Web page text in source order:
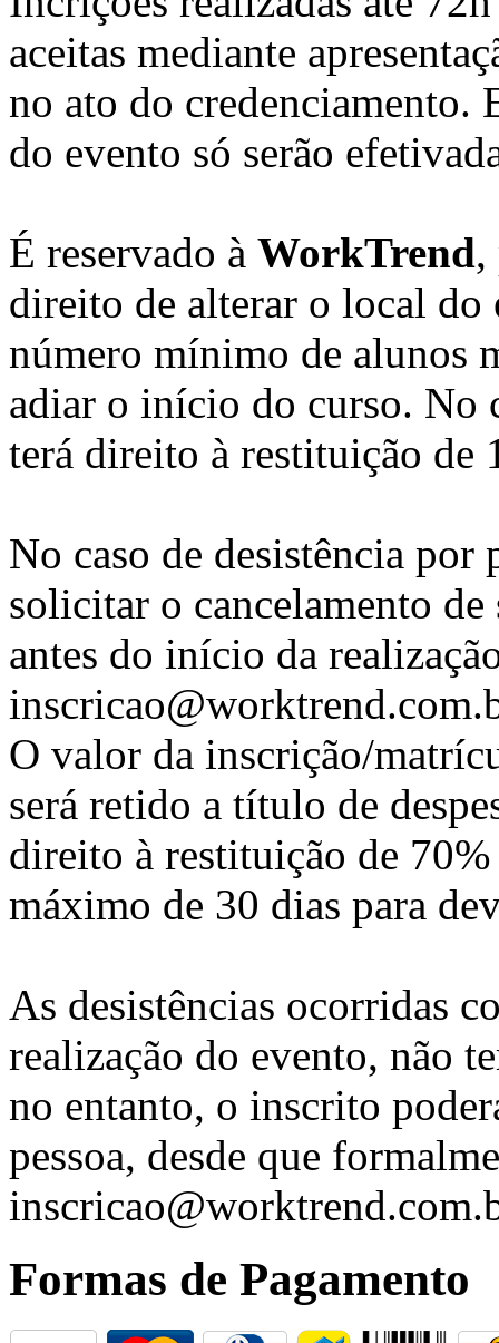
aceitas mediante
no ato do credenciamento.
do evento só serão
É reservado à WorkTrend,
direito de alterar o local do
número mínimo de alunos
adiar o início do curso. No
terá direito à restituição de
No caso de desistência por
solicitar o cancelamento
antes do início da
O valor da inscrição/
será retido a título de
direito à restituição de
máximo de 30 dias para
As desistências ocorridas
realização do evento, não
no entanto, o inscrito
pessoa, desde que
Formas de Pagamento